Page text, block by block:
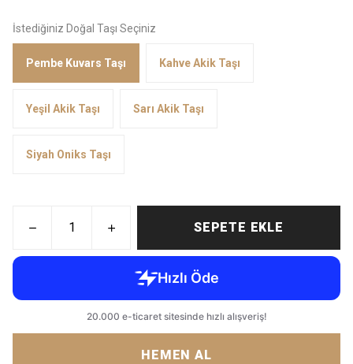
İstediğiniz Doğal Taşı Seçiniz
Pembe Kuvars Taşı Kahve Akik Taşı
Yeşil Akik Taşı Sarı Akik Taşı
Siyah Oniks Taşı
SEPETE EKLE
HEMEN AL